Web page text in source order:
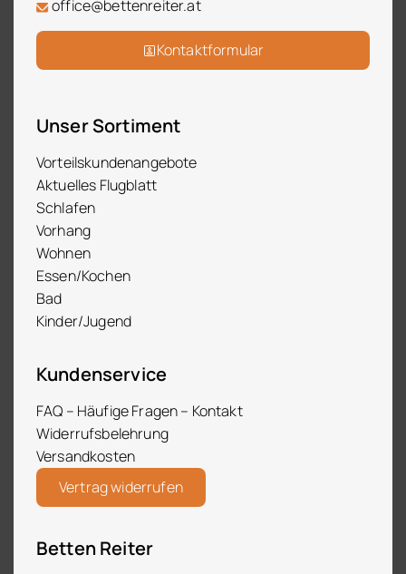
office@bettenreiter.at
Kontaktformular
Unser Sortiment
Vorteilskundenangebote
Aktuelles Flugblatt
Schlafen
Vorhang
Wohnen
Essen/Kochen
Bad
Kinder/Jugend
Kundenservice
FAQ – Häufige Fragen – Kontakt
Widerrufsbelehrung
Versandkosten
Vertrag widerrufen
Betten Reiter